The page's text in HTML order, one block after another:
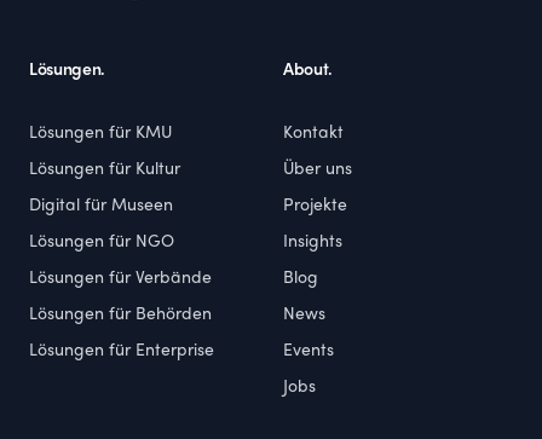
Lösungen.
Lösungen für KMU
Lösungen für Kultur
Digital für Museen
Lösungen für NGO
Lösungen für Verbände
Lösungen für Behörden
Lösungen für Enterprise
About.
Kontakt
Über uns
Projekte
Insights
Blog
News
Events
Jobs